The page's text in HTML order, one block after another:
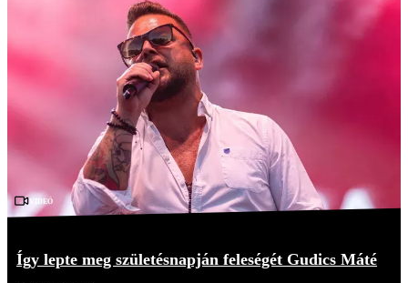
Videó
Így lepte meg születésnapján feleségét Gudics Máté